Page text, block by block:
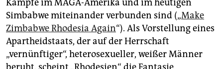
Kämpfe im MAGA-Amerika und im heutigen
Simbabwe miteinander verbunden sind („Make
Zimbabwe Rhodesia Again“). Als Vorstellung eines
Apartheidstaats, der auf der Herrschaft
„vernünftiger“, heterosexueller, weißer Männer